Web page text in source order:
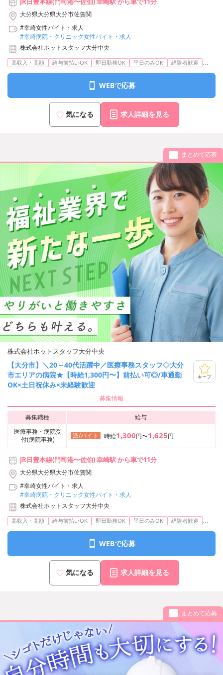
大分県大分県大分市佐賀関
#幸崎女性バイト・求人
#幸崎病院・クリニック女性バイト・求人
株式会社ホットスタッフ大分中央
高収入・高額 給与前払いOK 即日勤務OK 平日のみOK 経験者歓迎 ...
WEBで応募
気になる 求人詳細を見る
まとめて応募
株式会社ホットスタッフ大分中央
【大分市】＼20～40代活躍中／医療事務スタッフ◇大分
市エリアの病院★【時給1,300円〜】前払い可◎/車通勤
OK×土日祝休み×未経験歓迎
キープ
募集情報
募集職種
給与
医療事務・病院受
付(病院事務)
派/バイト 時給1,300円〜1,625円
JR日豊本線(門司港〜佐伯) 幸崎駅 から車で11分
大分県大分県大分市佐賀関
#幸崎女性バイト・求人
#幸崎病院・クリニック女性バイト・求人
株式会社ホットスタッフ大分中央
高収入・高額 給与前払いOK 即日勤務OK 平日のみOK 経験者歓迎 ...
WEBで応募
気になる 求人詳細を見る
まとめて応募